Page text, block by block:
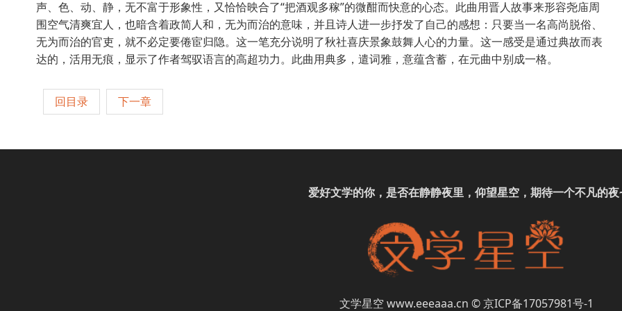
声、色、动、静，无不富于形象性，又恰恰映合了“把酒观多稼”的微酣而快意的心态。此曲用晋人故事来形容尧庙周
围空气清爽宜人，也暗含着政简人和，无为而治的意味，并且诗人进一步抒发了自己的感想：只要当一名高尚脱俗、
无为而治的官吏，就不必定要倦宦归隐。这一笔充分说明了秋社喜庆景象鼓舞人心的力量。这一感受是通过典故而表
达的，活用无痕，显示了作者驾驭语言的高超功力。此曲用典多，遣词雅，意蕴含蓄，在元曲中别成一格。
回目录 下一章
爱好文学的你，是否在静静夜里，仰望星空，期待一个不凡的夜
文学星空 www.eeeaaa.cn ©京ICP备17057981号-1